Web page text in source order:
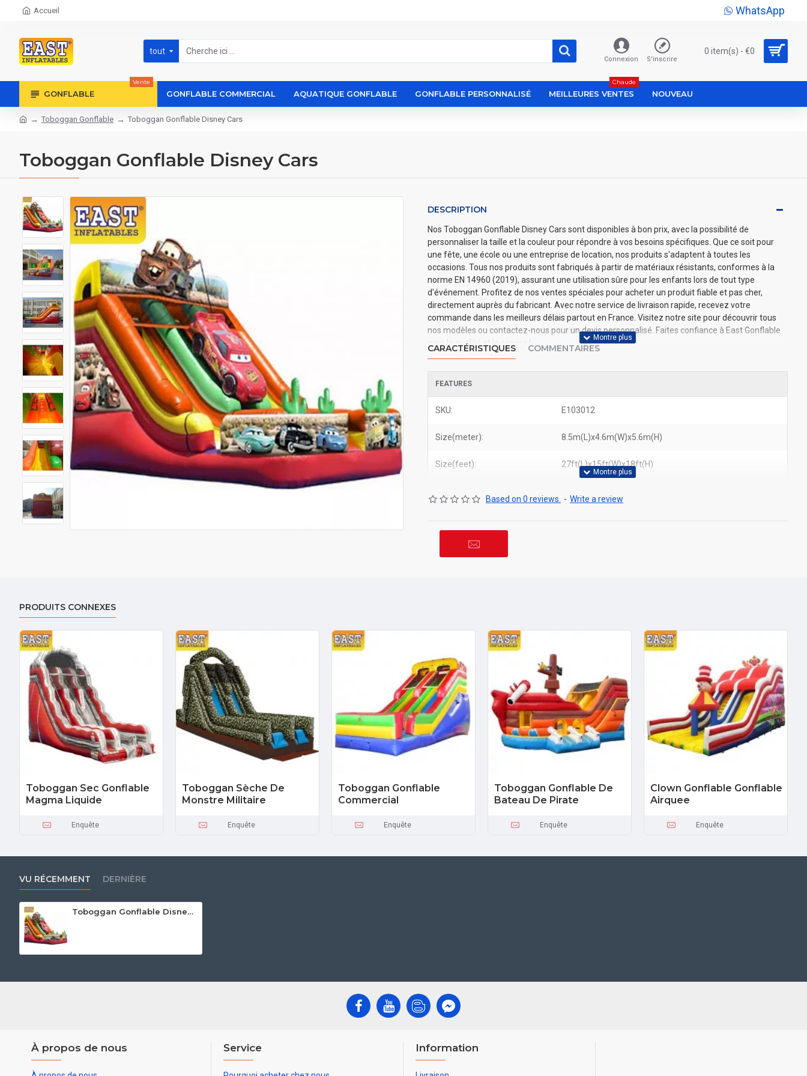
Accueil WhatsApp
tout
Connexion S'inscrire
0 item(s) - €0
GONFLABLE
Vente
GONFLABLE COMMERCIAL AQUATIQUE GONFLABLE GONFLABLE PERSONNALISÉ MEILLEURES VENTES
Chaude
NOUVEAU
Toboggan Gonflable Toboggan Gonflable Disney Cars
Toboggan Gonflable Disney Cars
DESCRIPTION
Nos Toboggan Gonflable Disney Cars sont disponibles à bon prix, avec la possibilité de
personnaliser la taille et la couleur pour répondre à vos besoins spécifiques. Que ce soit pour
une fête, une école ou une entreprise de location, nos produits s'adaptent à toutes les
occasions. Tous nos produits sont fabriqués à partir de matériaux résistants, conformes à la
norme EN 14960 (2019), assurant une utilisation sûre pour les enfants lors de tout type
d'événement. Profitez de nos ventes spéciales pour acheter un produit fiable et pas cher,
directement auprès du fabricant. Avec notre service de livraison rapide, recevez votre
commande dans les meilleurs délais partout en France. Visitez notre site pour découvrir tous
nos modèles ou contactez-nous pour un devis personnalisé. Faites confiance à East Gonflable
pour la qualité et le service !
CARACTÉRISTIQUES COMMENTAIRES
FEATURES
SKU: E103012
Size(meter): 8.5m(L)x4.6m(W)x5.6m(H)
Size(feet): 27ft(L)x15ft(W)x18ft(H)
Based on 0 reviews. - Write a review
PRODUITS CONNEXES
Toboggan Sec Gonflable
Magma Liquide
Enquête
Toboggan Sèche De
Monstre Militaire
Enquête
Toboggan Gonflable
Commercial
Enquête
Toboggan Gonflable De
Bateau De Pirate
Enquête
Clown Gonflable Gonflable
Airquee
Enquête
VU RÉCEMMENT DERNIÈRE
Toboggan Gonflable Disney Cars
À propos de nous Service Information